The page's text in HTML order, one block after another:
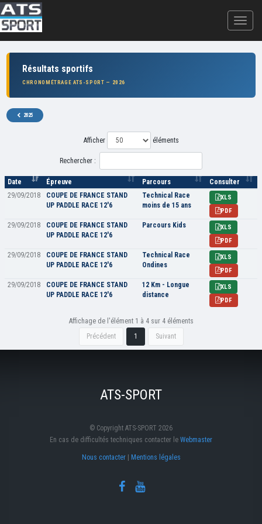
Résultats sportifs
CHRONOMÉTRAGE ATS-SPORT — 2026
2025
Afficher éléments
Rechercher :
Date Épreuve Parcours
Consulter
29/09/2018
COUPE DE FRANCE STAND
UP PADDLE RACE 12'6
Technical Race
moins de 15 ans
XLS
PDF
29/09/2018
COUPE DE FRANCE STAND
UP PADDLE RACE 12'6
Parcours Kids
XLS
PDF
29/09/2018
COUPE DE FRANCE STAND
UP PADDLE RACE 12'6
Technical Race
Ondines
XLS
PDF
29/09/2018
COUPE DE FRANCE STAND
UP PADDLE RACE 12'6
12 Km - Longue
distance
XLS
PDF
Affichage de l'élément 1 à 4 sur 4 éléments
Précédent
1 Suivant
ATS-SPORT
© Copyright ATS-SPORT 2026
En cas de difficultés techniques contacter le Webmaster
Nous contacter| Mentions légales